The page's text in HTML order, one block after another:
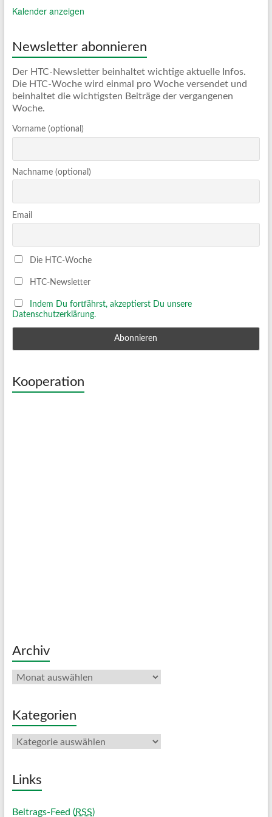
Kalender anzeigen
Newsletter abonnieren
Der HTC-Newsletter beinhaltet wichtige aktuelle Infos.
Die HTC-Woche wird einmal pro Woche versendet und
beinhaltet die wichtigsten Beiträge der vergangenen
Woche.
Vorname (optional)
Nachname (optional)
Email
Die HTC-Woche
HTC-Newsletter
Indem Du fortfährst, akzeptierst Du unsere
Datenschutzerklärung.
Kooperation
Archiv
Archiv
Kategorien
Kategorien
Links
Beitrags-Feed (RSS)